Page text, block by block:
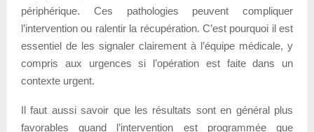
périphérique. Ces pathologies peuvent compliquer
l’intervention ou ralentir la récupération. C’est pourquoi il est
essentiel de les signaler clairement à l’équipe médicale, y
compris aux urgences si l’opération est faite dans un
contexte urgent.
Il faut aussi savoir que les résultats sont en général plus
favorables quand l’intervention est programmée que